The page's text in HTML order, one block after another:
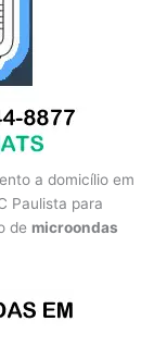
a domicílio em
Paulista para
de microondas